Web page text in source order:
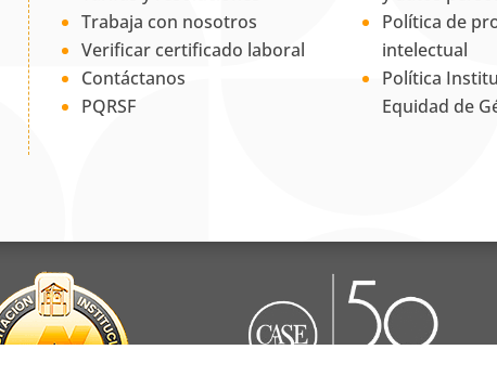
Trabaja con nosotros
Verificar certificado laboral
Contáctanos
PQRSF
Política de
intelectual
Política
Equidad de